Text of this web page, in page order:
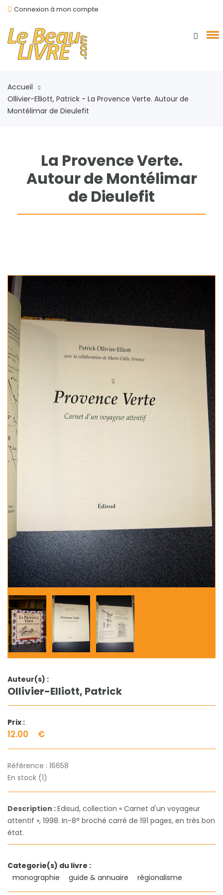
Connexion à mon compte
Accueil
Ollivier-Elliott, Patrick - La Provence Verte. Autour de
Montélimar de Dieulefit
La Provence Verte.
Autour de Montélimar
de Dieulefit
Auteur(s) :
Ollivier-Elliott, Patrick
Prix :
12.00 €
Référence : 16658
En stock (1)
Description :Edisud, collection « Carnet d'un voyageur
attentif », 1998. In-8° broché carré de 191 pages, en très bon
état.
Categorie(s) du livre :
monographie
guide & annuaire régionalisme